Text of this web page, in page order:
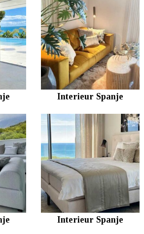
Interieur Spanje
Interieur Spanje